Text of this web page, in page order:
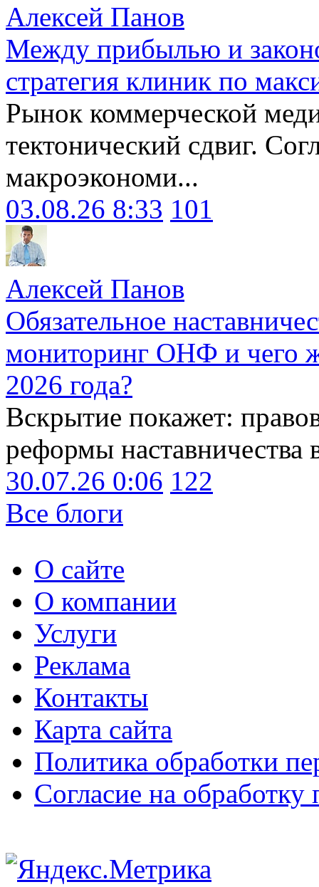
Алексей Панов
Между прибылью и
стратегия клиник по
Рынок коммерческой
тектонический сдвиг.
макроэкономи...
03.08.26 8:33 101
Алексей Панов
Обязательное
мониторинг ОНФ и чего
2026 года?
Вскрытие покажет:
реформы наставничества
30.07.26 0:06 122
Все блоги
О сайте
О компании
Услуги
Реклама
Контакты
Карта сайта
Политика обработки
Согласие на